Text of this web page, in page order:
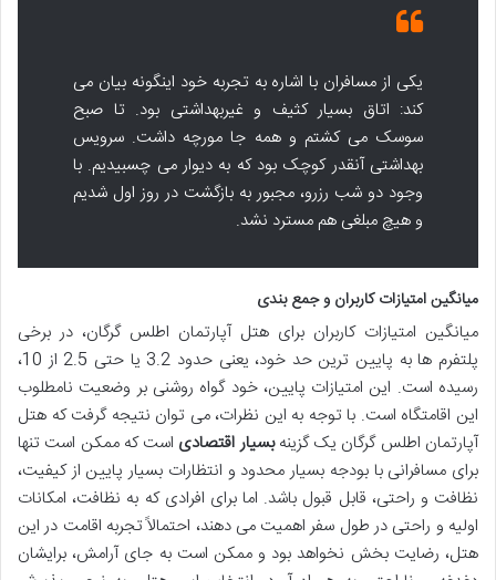
یکی از مسافران با اشاره به تجربه خود اینگونه بیان می
کند: اتاق بسیار کثیف و غیربهداشتی بود. تا صبح
سوسک می کشتم و همه جا مورچه داشت. سرویس
بهداشتی آنقدر کوچک بود که به دیوار می چسبیدیم. با
وجود دو شب رزرو، مجبور به بازگشت در روز اول شدیم
و هیچ مبلغی هم مسترد نشد.
میانگین امتیازات کاربران و جمع بندی
میانگین امتیازات کاربران برای هتل آپارتمان اطلس گرگان، در برخی
پلتفرم ها به پایین ترین حد خود، یعنی حدود 3.2 یا حتی 2.5 از 10،
رسیده است. این امتیازات پایین، خود گواه روشنی بر وضعیت نامطلوب
این اقامتگاه است. با توجه به این نظرات، می توان نتیجه گرفت که هتل
آپارتمان اطلس گرگان یک گزینهبسیار اقتصادی است که ممکن است تنها
برای مسافرانی با بودجه بسیار محدود و انتظارات بسیار پایین از کیفیت،
نظافت و راحتی، قابل قبول باشد. اما برای افرادی که به نظافت، امکانات
اولیه و راحتی در طول سفر اهمیت می دهند، احتمالاً تجربه اقامت در این
هتل، رضایت بخش نخواهد بود و ممکن است به جای آرامش، برایشان